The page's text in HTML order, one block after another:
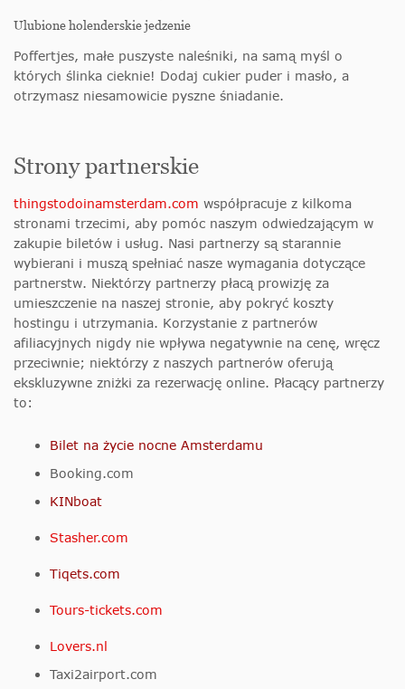
Ulubione holenderskie jedzenie
Poffertjes, małe puszyste naleśniki, na samą myśl o
których ślinka cieknie! Dodaj cukier puder i masło, a
otrzymasz niesamowicie pyszne śniadanie.
Strony partnerskie
thingstodoinamsterdam.com współpracuje z kilkoma
stronami trzecimi, aby pomóc naszym odwiedzającym w
zakupie biletów i usług. Nasi partnerzy są starannie
wybierani i muszą spełniać nasze wymagania dotyczące
partnerstw. Niektórzy partnerzy płacą prowizję za
umieszczenie na naszej stronie, aby pokryć koszty
hostingu i utrzymania. Korzystanie z partnerów
afiliacyjnych nigdy nie wpływa negatywnie na cenę, wręcz
przeciwnie; niektórzy z naszych partnerów oferują
ekskluzywne zniżki za rezerwację online. Płacący partnerzy
to:
Bilet na życie nocne Amsterdamu
Booking.com
KINboat
Stasher.com
Tiqets.com
Tours-tickets.com
Lovers.nl
Taxi2airport.com